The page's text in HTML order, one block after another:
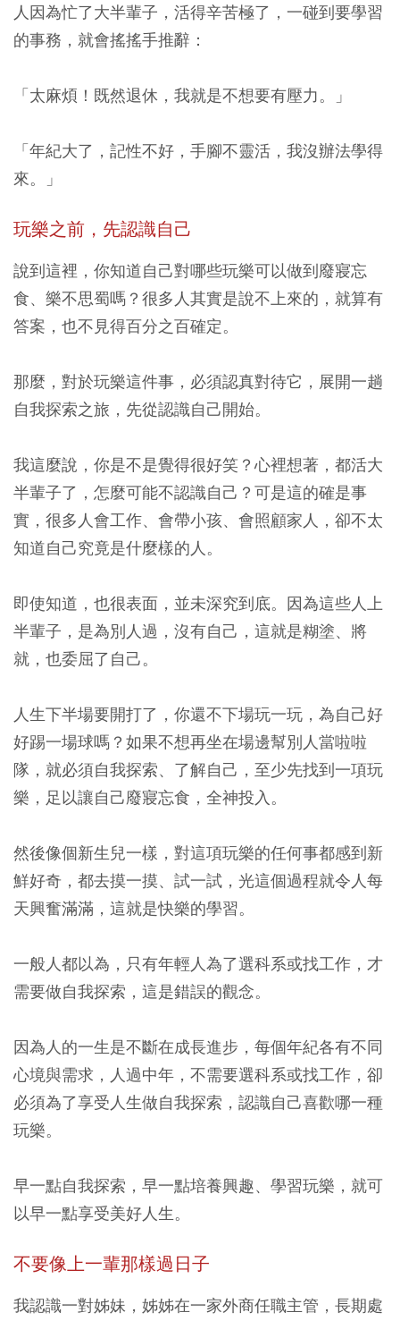
人因為忙了大半輩子，活得辛苦極了，一碰到要學習
的事務，就會搖搖手推辭：
「太麻煩！既然退休，我就是不想要有壓力。」
「年紀大了，記性不好，手腳不靈活，我沒辦法學得
來。」
玩樂之前，先認識自己
說到這裡，你知道自己對哪些玩樂可以做到廢寢忘
食、樂不思蜀嗎？很多人其實是說不上來的，就算有
答案，也不見得百分之百確定。
那麼，對於玩樂這件事，必須認真對待它，展開一趟
自我探索之旅，先從認識自己開始。
我這麼說，你是不是覺得很好笑？心裡想著，都活大
半輩子了，怎麼可能不認識自己？可是這的確是事
實，很多人會工作、會帶小孩、會照顧家人，卻不太
知道自己究竟是什麼樣的人。
即使知道，也很表面，並未深究到底。因為這些人上
半輩子，是為別人過，沒有自己，這就是糊塗、將
就，也委屈了自己。
人生下半場要開打了，你還不下場玩一玩，為自己好
好踢一場球嗎？如果不想再坐在場邊幫別人當啦啦
隊，就必須自我探索、了解自己，至少先找到一項玩
樂，足以讓自己廢寢忘食，全神投入。
然後像個新生兒一樣，對這項玩樂的任何事都感到新
鮮好奇，都去摸一摸、試一試，光這個過程就令人每
天興奮滿滿，這就是快樂的學習。
一般人都以為，只有年輕人為了選科系或找工作，才
需要做自我探索，這是錯誤的觀念。
因為人的一生是不斷在成長進步，每個年紀各有不同
心境與需求，人過中年，不需要選科系或找工作，卻
必須為了享受人生做自我探索，認識自己喜歡哪一種
玩樂。
早一點自我探索，早一點培養興趣、學習玩樂，就可
以早一點享受美好人生。
不要像上一輩那樣過日子
我認識一對姊妹，姊姊在一家外商任職主管，長期處